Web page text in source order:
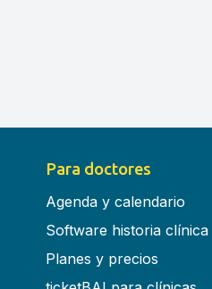
Para doctores
Agenda y calendario
Software historia clínica
Planes y precios